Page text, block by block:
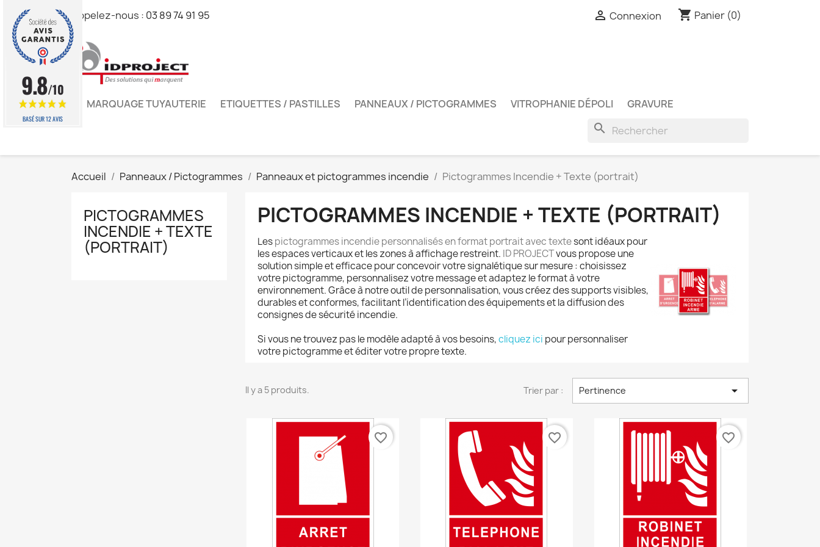
Appelez-nous : 03 89 74 91 95  Connexion shopping_cart Panier (0)
MARQUAGE TUYAUTERIE ETIQUETTES / PASTILLES PANNEAUX / PICTOGRAMMES VITROPHANIE DÉPOLI GRAVURE
search
Accueil Panneaux / Pictogrammes Panneaux et pictogrammes incendie Pictogrammes Incendie + Texte (portrait)
PICTOGRAMMES
INCENDIE + TEXTE
(PORTRAIT)
PICTOGRAMMES INCENDIE + TEXTE (PORTRAIT)
Lespictogrammes incendie personnalisés en format portrait avec textesont idéaux pour
les espaces verticaux et les zones à affichage restreint. ID PROJECTvous propose une
solution simple et efficace pour concevoir votre signalétique sur mesure : choisissez
votre pictogramme, personnalisez votre message et adaptez le format à votre
environnement. Grâce à notre outil de personnalisation, vous créez des supports visibles,
durables et conformes, facilitant l’identification des équipements et la diffusion des
consignes de sécurité incendie.
Si vous ne trouvez pas le modèle adapté à vos besoins,cliquez ici pour personnaliser
votre pictogramme et éditer votre propre texte.
Il y a 5 produits. Trier par : Pertinence 
favorite_border favorite_border favorite_border
9.8/10
BASÉ SUR 12 AVIS